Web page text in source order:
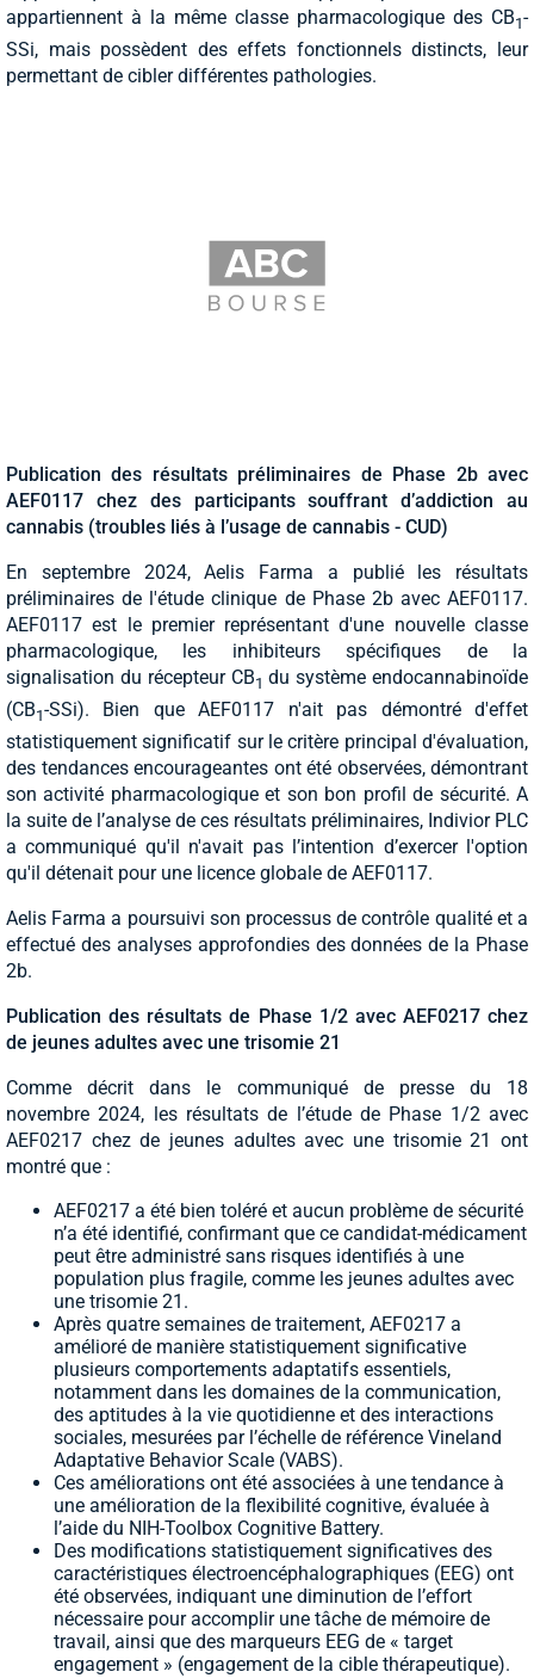
appartiennent à la même classe pharmacologique des CB1-
SSi, mais possèdent des effets fonctionnels distincts, leur
permettant de cibler différentes pathologies.
Publication des résultats préliminaires de Phase 2b avec
AEF0117 chez des participants souffrant d’addiction au
cannabis (troubles liés à l’usage de cannabis - CUD)
En septembre 2024, Aelis Farma a publié les résultats
préliminaires de l'étude clinique de Phase 2b avec AEF0117.
AEF0117 est le premier représentant d'une nouvelle classe
pharmacologique, les inhibiteurs spécifiques de la
signalisation du récepteur CB1 du système endocannabinoïde
(CB1-SSi). Bien que AEF0117 n'ait pas démontré d'effet
statistiquement significatif sur le critère principal d'évaluation,
des tendances encourageantes ont été observées, démontrant
son activité pharmacologique et son bon profil de sécurité. A
la suite de l’analyse de ces résultats préliminaires, Indivior PLC
a communiqué qu'il n'avait pas l’intention d’exercer l'option
qu'il détenait pour une licence globale de AEF0117.
Aelis Farma a poursuivi son processus de contrôle qualité et a
effectué des analyses approfondies des données de la Phase
2b.
Publication des résultats de Phase 1/2 avec AEF0217 chez
de jeunes adultes avec une trisomie 21
Comme décrit dans le communiqué de presse du 18
novembre 2024, les résultats de l’étude de Phase 1/2 avec
AEF0217 chez de jeunes adultes avec une trisomie 21 ont
montré que :
AEF0217 a été bien toléré et aucun problème de sécurité
n’a été identifié, confirmant que ce candidat-médicament
peut être administré sans risques identifiés à une
population plus fragile, comme les jeunes adultes avec
une trisomie 21.
Après quatre semaines de traitement, AEF0217 a
amélioré de manière statistiquement significative
plusieurs comportements adaptatifs essentiels,
notamment dans les domaines de la communication,
des aptitudes à la vie quotidienne et des interactions
sociales, mesurées par l’échelle de référence Vineland
Adaptative Behavior Scale (VABS).
Ces améliorations ont été associées à une tendance à
une amélioration de la flexibilité cognitive, évaluée à
l’aide du NIH-Toolbox Cognitive Battery.
Des modifications statistiquement significatives des
caractéristiques électroencéphalographiques (EEG) ont
été observées, indiquant une diminution de l’effort
nécessaire pour accomplir une tâche de mémoire de
travail, ainsi que des marqueurs EEG de « target
engagement » (engagement de la cible thérapeutique).